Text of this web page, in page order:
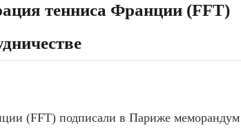
тенниса Франции (FFT)
(FFT) подписали в Париже меморандум